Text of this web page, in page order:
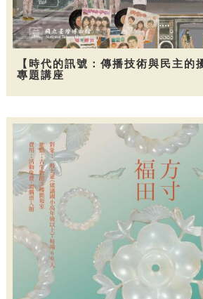
【時代的訊號：傳播技術與民主的
專題講座